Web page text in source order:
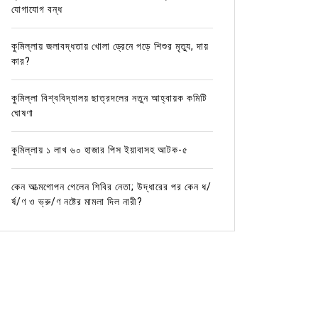
যোগাযোগ বন্ধ
কুমিল্লায় জলাবদ্ধতায় খোলা ড্রেনে পড়ে শিশুর মৃত্যু, দায়
কার?
কুমিল্লা বিশ্ববিদ্যালয় ছাত্রদলের নতুন আহ্বায়ক কমিটি
ঘোষণা
কুমিল্লায় ১ লাখ ৬০ হাজার পিস ইয়াবাসহ আটক-৫
কেন আত্মগোপন গেলেন শিবির নেতা; উদ্ধারের পর কেন ধ/
র্ষ/ণ ও ভ্রু/ণ নষ্টের মামলা দিল নারী?